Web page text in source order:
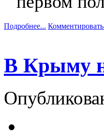
Подробнее...
В Крыму